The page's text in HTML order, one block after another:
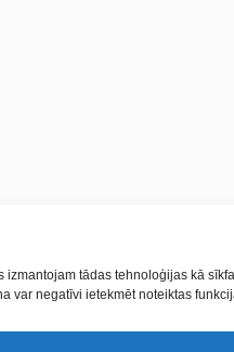
izmantojam tādas tehnoloģijas kā
var negatīvi ietekmēt noteiktas